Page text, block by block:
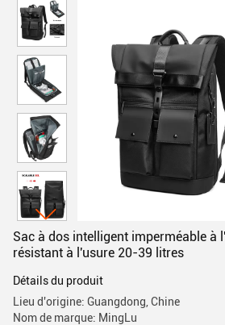
Sac à dos intelligent imperméable à
résistant à l'usure 20-39 litres
Détails du produit
Lieu d'origine: Guangdong, Chine
Nom de marque: MingLu